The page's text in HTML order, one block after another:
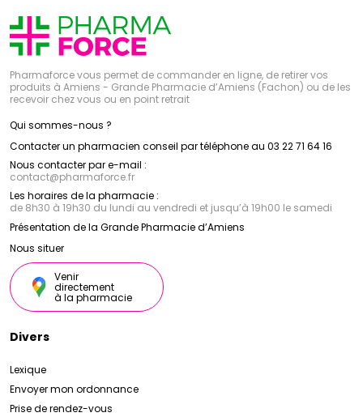
Pharmaforce vous permet de commander en ligne, de retirer vos
produits à Amiens - Grande Pharmacie d’Amiens (Fachon) ou de les
recevoir chez vous ou en point retrait
Qui sommes-nous ?
Contacter un pharmacien conseil par téléphone au 03 22 71 64 16
Nous contacter par e-mail :
contact@pharmaforce.fr
Les horaires de la pharmacie :
de 8h30 à 19h30 du lundi au vendredi et jusqu’à 19h00 le samedi
Présentation de la Grande Pharmacie d’Amiens
Nous situer
Venir
directement
à la pharmacie
Divers
Lexique
Envoyer mon ordonnance
Prise de rendez-vous